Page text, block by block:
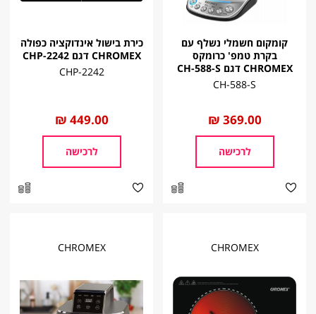
קומקום חשמלי נשלף עם
בקרת טמפ' כרומקס
CHROMEX דגם CH-588-S
CH-588-S
החל
מ
369.00 ₪
לרכישה
כירת בישול אינדוקציה כפולה
CHROMEX דגם CHP-2242
CHP-2242
החל
מ
449.00 ₪
לרכישה
CHROMEX
CHROMEX